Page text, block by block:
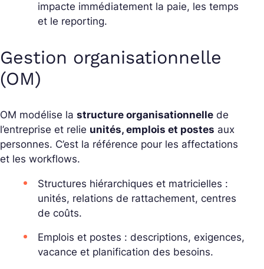
impacte immédiatement la paie, les temps
et le reporting.
Gestion organisationnelle
(OM)
OM modélise la structure organisationnelle de
l’entreprise et relie unités, emplois et postes aux
personnes. C’est la référence pour les affectations
et les workflows.
Structures hiérarchiques et matricielles :
unités, relations de rattachement, centres
de coûts.
Emplois et postes : descriptions, exigences,
vacance et planification des besoins.